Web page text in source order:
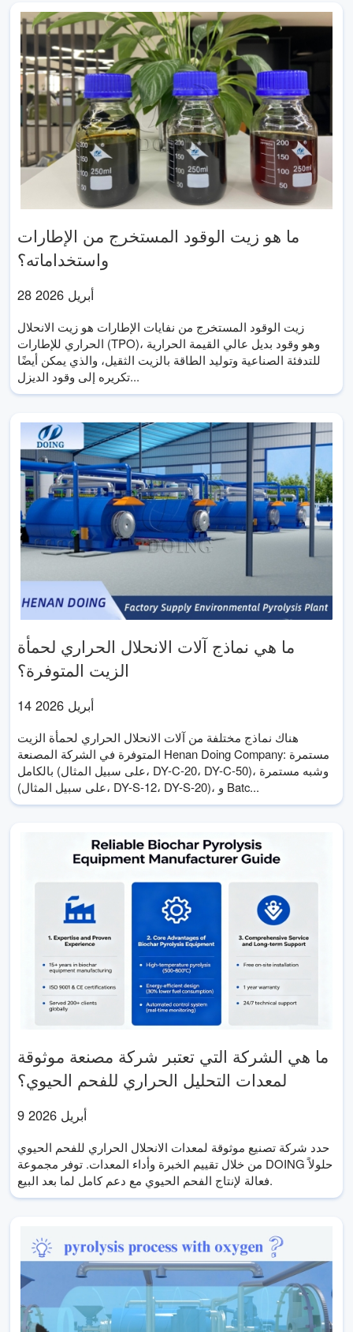
ما هو زيت الوقود المستخرج من الإطارات
واستخداماته؟
28 أبريل 2026
زيت الوقود المستخرج من نفايات الإطارات هو زيت الانحلال
الحراري للإطارات (TPO)، وهو وقود بديل عالي القيمة الحرارية
للتدفئة الصناعية وتوليد الطاقة بالزيت الثقيل، والذي يمكن أيضًا
تكريره إلى وقود الديزل...
ما هي نماذج آلات الانحلال الحراري لحمأة
الزيت المتوفرة؟
14 أبريل 2026
هناك نماذج مختلفة من آلات الانحلال الحراري لحمأة الزيت
المتوفرة في الشركة المصنعة Henan Doing Company: مستمرة
بالكامل (على سبيل المثال، DY-C-20، DY-C-50)، وشبه مستمرة
(على سبيل المثال، DY-S-12، DY-S-20)، و Batc...
ما هي الشركة التي تعتبر شركة مصنعة موثوقة
لمعدات التحليل الحراري للفحم الحيوي؟
9 أبريل 2026
حدد شركة تصنيع موثوقة لمعدات الانحلال الحراري للفحم الحيوي
من خلال تقييم الخبرة وأداء المعدات. توفر مجموعة DOING حلولاً
فعالة لإنتاج الفحم الحيوي مع دعم كامل لما بعد البيع.